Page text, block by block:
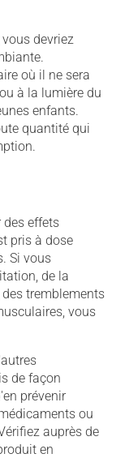
devriez
où il ne sera
à la lumière du
enfants.
quantité qui
des effets
pris à dose
Si vous
de la
tremblements
vous
de façon
prévenir
ou
auprès de
en